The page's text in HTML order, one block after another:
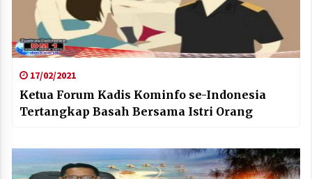
17/02/2021
Ketua Forum Kadis Kominfo se-Indonesia
Tertangkap Basah Bersama Istri Orang